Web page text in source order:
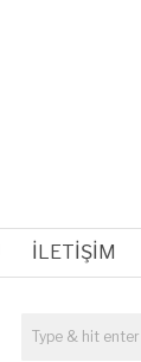
İLETIŞIM